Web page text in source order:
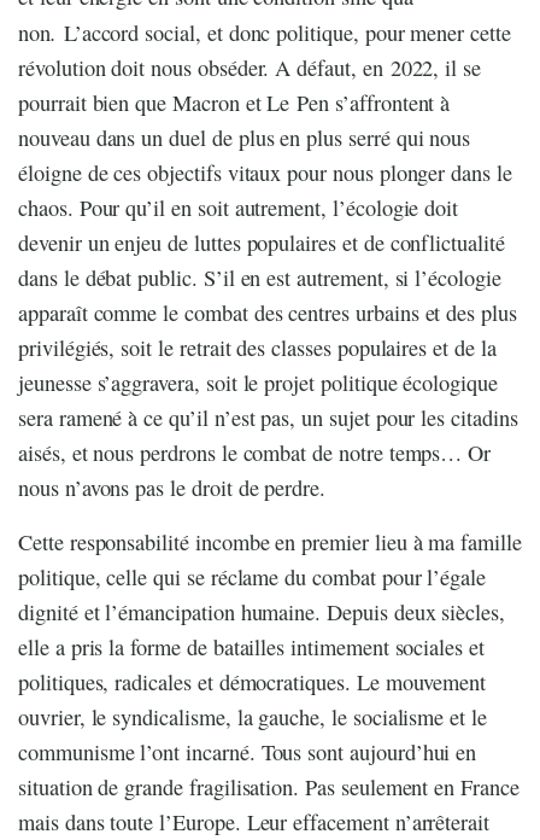
non. L’accord social, et donc politique, pour mener cette
révolution doit nous obséder. A défaut, en 2022, il se
pourrait bien que Macron et Le Pen s’affrontent à
nouveau dans un duel de plus en plus serré qui nous
éloigne de ces objectifs vitaux pour nous plonger dans le
chaos. Pour qu’il en soit autrement, l’écologie doit
devenir un enjeu de luttes populaires et de conflictualité
dans le débat public. S’il en est autrement, si l’écologie
apparaît comme le combat des centres urbains et des plus
privilégiés, soit le retrait des classes populaires et de la
jeunesse s’aggravera, soit le projet politique écologique
sera ramené à ce qu’il n’est pas, un sujet pour les citadins
aisés, et nous perdrons le combat de notre temps… Or
nous n’avons pas le droit de perdre.
Cette responsabilité incombe en premier lieu à ma famille
politique, celle qui se réclame du combat pour l’égale
dignité et l’émancipation humaine. Depuis deux siècles,
elle a pris la forme de batailles intimement sociales et
politiques, radicales et démocratiques. Le mouvement
ouvrier, le syndicalisme, la gauche, le socialisme et le
communisme l’ont incarné. Tous sont aujourd’hui en
situation de grande fragilisation. Pas seulement en France
mais dans toute l’Europe. Leur effacement n’arrêterait